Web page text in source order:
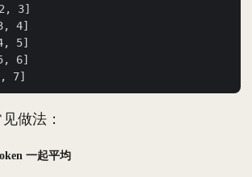
3]
4]
5]
6]
做法：
一起平均